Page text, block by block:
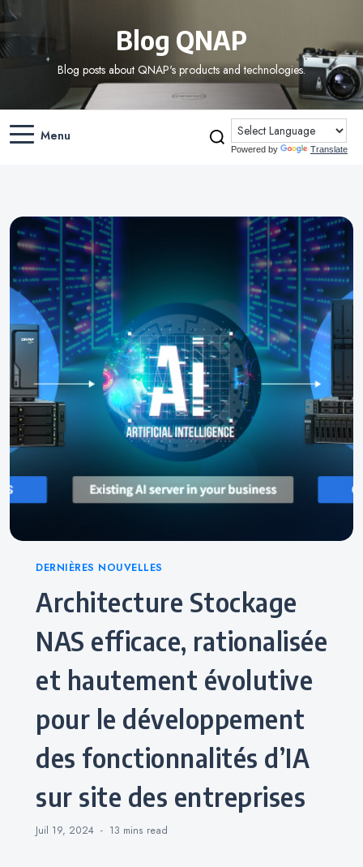
Blog QNAP
Blog posts about QNAP's products and technologies.
Menu
Powered by Translate
Categories
DERNIÈRES NOUVELLES
Architecture Stockage
NAS efficace, rationalisée
et hautement évolutive
pour le développement
des fonctionnalités d’IA
sur site des entreprises
Juil 19, 2024 13 mins read